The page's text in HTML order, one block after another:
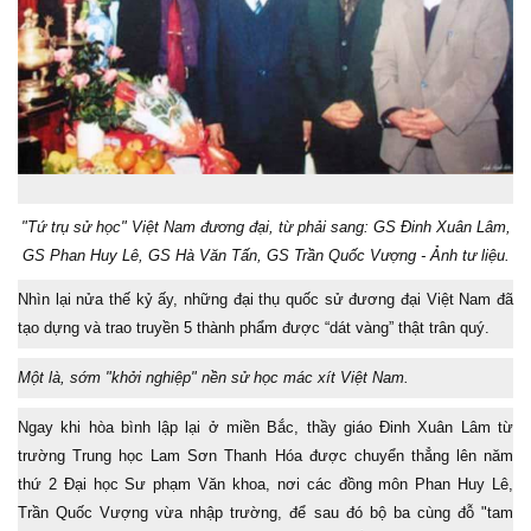
"Tứ trụ sử học" Việt Nam đương đại, từ phải sang: GS Đinh Xuân Lâm,
GS Phan Huy Lê, GS Hà Văn Tấn, GS Trần Quốc Vượng - Ảnh tư liệu.
Nhìn lại nửa thế kỷ ấy, những đại thụ quốc sử đương đại Việt Nam đã
tạo dựng và trao truyền 5 thành phẩm được “dát vàng” thật trân quý.
Một là, sớm "khởi nghiệp" nền sử học mác xít Việt Nam.
Ngay khi hòa bình lập lại ở miền Bắc, thầy giáo Đinh Xuân Lâm từ
trường Trung học Lam Sơn Thanh Hóa được chuyển thẳng lên năm
thứ 2 Đại học Sư phạm Văn khoa, nơi các đồng môn Phan Huy Lê,
Trần Quốc Vượng vừa nhập trường, để sau đó bộ ba cùng đỗ "tam